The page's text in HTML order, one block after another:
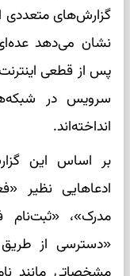
گزارش‌های متعددی
نشان می‌دهد
پس از قطعی اینترنت
سرویس در
انداخته‌اند.
بر اساس این
ادعاهایی نظیر
مدرک»، «ثبت‌نام
«دسترسی از طریق